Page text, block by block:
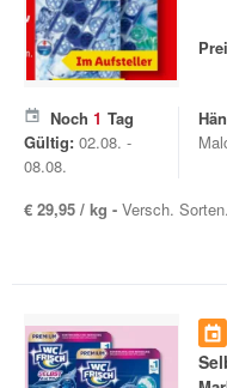
Noch 1 Tag
Gültig: 02.08. -
08.08.
€ 29,95 / kg - Versch.